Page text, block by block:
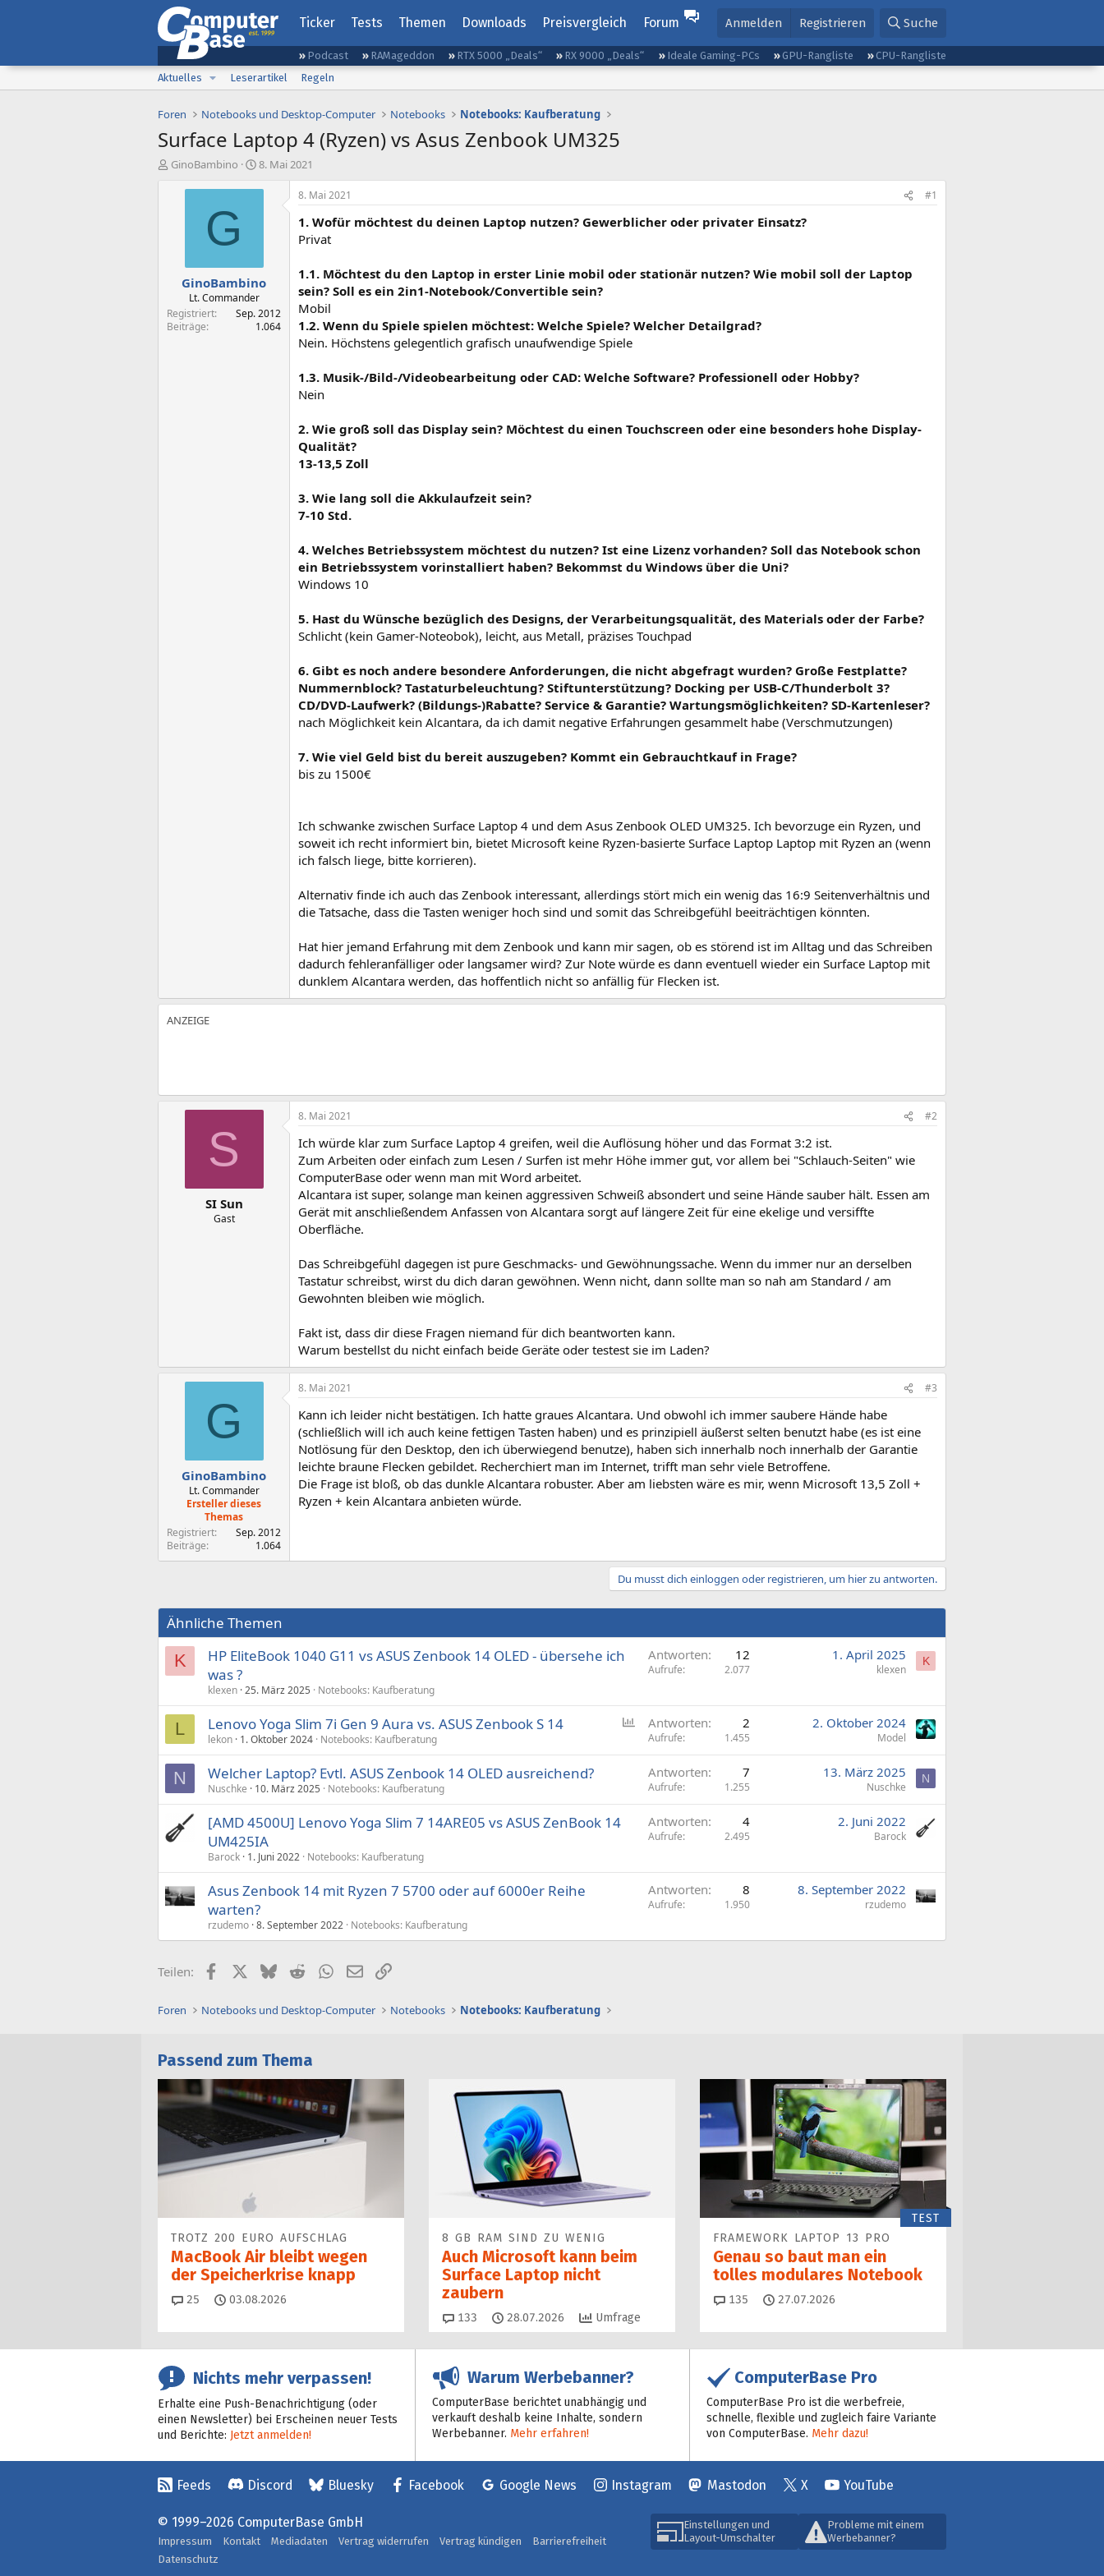
Ticker Tests Themen Downloads Preisvergleich Forum Anmelden Registrieren Suche
Podcast RAMageddon RTX 5000 „Deals“ RX 9000 „Deals“ Ideale Gaming-PCs GPU-Rangliste
CPU-Rangliste
Aktuelles
Leserartikel Regeln
Foren Notebooks und Desktop-Computer Notebooks Notebooks: Kaufberatung
Surface Laptop 4 (Ryzen) vs Asus Zenbook UM325
E
GinoBambino
E
s
t
a
m
8. Mai 2021
G
GinoBambino
Lt. Commander
Registriert
Sep. 2012
Beiträge
1.064
8. Mai 2021 #1
1. Wofür möchtest du deinen Laptop nutzen? Gewerblicher oder privater Einsatz?
Privat
1.1. Möchtest du den Laptop in erster Linie mobil oder stationär nutzen? Wie mobil soll der Laptop
sein? Soll es ein 2in1-Notebook/Convertible sein?
Mobil
1.2. Wenn du Spiele spielen möchtest: Welche Spiele? Welcher Detailgrad?
Nein. Höchstens gelegentlich grafisch unaufwendige Spiele
1.3. Musik-/Bild-/Videobearbeitung oder CAD: Welche Software? Professionell oder Hobby?
Nein
2. Wie groß soll das Display sein? Möchtest du einen Touchscreen oder eine besonders hohe Display-
Qualität?
13-13,5 Zoll
3. Wie lang soll die Akkulaufzeit sein?
7-10 Std.
4. Welches Betriebssystem möchtest du nutzen? Ist eine Lizenz vorhanden? Soll das Notebook schon
ein Betriebssystem vorinstalliert haben? Bekommst du Windows über die Uni?
Windows 10
5. Hast du Wünsche bezüglich des Designs, der Verarbeitungsqualität, des Materials oder der Farbe?
Schlicht (kein Gamer-Noteobok), leicht, aus Metall, präzises Touchpad
6. Gibt es noch andere besondere Anforderungen, die nicht abgefragt wurden? Große Festplatte?
Nummernblock? Tastaturbeleuchtung? Stiftunterstützung? Docking per USB-C/Thunderbolt 3?
CD/DVD-Laufwerk? (Bildungs-)Rabatte? Service & Garantie? Wartungsmöglichkeiten? SD-Kartenleser?
nach Möglichkeit kein Alcantara, da ich damit negative Erfahrungen gesammelt habe (Verschmutzungen)
7. Wie viel Geld bist du bereit auszugeben? Kommt ein Gebrauchtkauf in Frage?
bis zu 1500€
Ich schwanke zwischen Surface Laptop 4 und dem Asus Zenbook OLED UM325. Ich bevorzuge ein Ryzen, und
soweit ich recht informiert bin, bietet Microsoft keine Ryzen-basierte Surface Laptop Laptop mit Ryzen an (wenn
ich falsch liege, bitte korrieren).
Alternativ finde ich auch das Zenbook interessant, allerdings stört mich ein wenig das 16:9 Seitenverhältnis und
die Tatsache, dass die Tasten weniger hoch sind und somit das Schreibgefühl beeiträchtigen könnten.
Hat hier jemand Erfahrung mit dem Zenbook und kann mir sagen, ob es störend ist im Alltag und das Schreiben
dadurch fehleranfälliger oder langsamer wird? Zur Note würde es dann eventuell wieder ein Surface Laptop mit
dunklem Alcantara werden, das hoffentlich nicht so anfällig für Flecken ist.
S
SI Sun
Gast
8. Mai 2021 #2
Ich würde klar zum Surface Laptop 4 greifen, weil die Auflösung höher und das Format 3:2 ist.
Zum Arbeiten oder einfach zum Lesen / Surfen ist mehr Höhe immer gut, vor allem bei "Schlauch-Seiten" wie
ComputerBase oder wenn man mit Word arbeitet.
Alcantara ist super, solange man keinen aggressiven Schweiß absondert und seine Hände sauber hält. Essen am
Gerät mit anschließendem Anfassen von Alcantara sorgt auf längere Zeit für eine ekelige und versiffte
Oberfläche.
Das Schreibgefühl dagegen ist pure Geschmacks- und Gewöhnungssache. Wenn du immer nur an derselben
Tastatur schreibst, wirst du dich daran gewöhnen. Wenn nicht, dann sollte man so nah am Standard / am
Gewohnten bleiben wie möglich.
Fakt ist, dass dir diese Fragen niemand für dich beantworten kann.
Warum bestellst du nicht einfach beide Geräte oder testest sie im Laden?
G
GinoBambino
Lt. Commander
Ersteller dieses
Themas
Registriert
Sep. 2012
Beiträge
1.064
8. Mai 2021 #3
Kann ich leider nicht bestätigen. Ich hatte graues Alcantara. Und obwohl ich immer saubere Hände habe
(schließlich will ich auch keine fettigen Tasten haben) und es prinzipiell äußerst selten benutzt habe (es ist eine
Notlösung für den Desktop, den ich überwiegend benutze), haben sich innerhalb noch innerhalb der Garantie
leichte braune Flecken gebildet. Recherchiert man im Internet, trifft man sehr viele Betroffene.
Die Frage ist bloß, ob das dunkle Alcantara robuster. Aber am liebsten wäre es mir, wenn Microsoft 13,5 Zoll +
Ryzen + kein Alcantara anbieten würde.
Du musst dich einloggen oder registrieren, um hier zu antworten.
Ähnliche Themen
K
HP EliteBook 1040 G11 vs ASUS Zenbook 14 OLED - übersehe ich
was ?
klexen 25. März 2025 Notebooks: Kaufberatung
Antworten 12
Aufrufe 2.077
1. April 2025
klexen
K
L
f
g
Lenovo Yoga Slim 7i Gen 9 Aura vs. ASUS Zenbook S 14
lekon 1. Oktober 2024 Notebooks: Kaufberatung
Antworten 2
Aufrufe 1.455
2. Oktober 2024
Model
N Welcher Laptop? Evtl. ASUS Zenbook 14 OLED ausreichend?
Nuschke 10. März 2025 Notebooks: Kaufberatung
Antworten 7
Aufrufe 1.255
13. März 2025
Nuschke
N
[AMD 4500U] Lenovo Yoga Slim 7 14ARE05 vs ASUS ZenBook 14
UM425IA
Barock 1. Juni 2022 Notebooks: Kaufberatung
Antworten 4
Aufrufe 2.495
2. Juni 2022
Barock
Asus Zenbook 14 mit Ryzen 7 5700 oder auf 6000er Reihe
warten?
rzudemo 8. September 2022 Notebooks: Kaufberatung
Antworten 8
Aufrufe 1.950
8. September 2022
rzudemo
Teilen: FacebookX (Twitter)
BlueskyRedditWhatsApp
E-MailLink
Foren Notebooks und Desktop-Computer Notebooks Notebooks: Kaufberatung
Passend zum Thema
TROTZ 200 EURO AUFSCHLAG
MacBook Air bleibt wegen
der Speicherkrise knapp
25 Kommentare
03.08.2026
8 GB RAM SIND ZU WENIG
Auch Microsoft kann beim
Surface Laptop nicht
zaubern
133 Kommentare
28.07.2026 Umfrage
TEST
FRAMEWORK LAPTOP 13 PRO
Genau so baut man ein
tolles modulares Notebook
135 Kommentare
27.07.2026
Nichts mehr verpassen!
Erhalte eine Push-Benachrichtigung (oder
einen Newsletter) bei Erscheinen neuer Tests
und Berichte: Jetzt anmelden!
Warum Werbebanner?
ComputerBase berichtet unabhängig und
verkauft deshalb keine Inhalte, sondern
Werbebanner. Mehr erfahren!
ComputerBase Pro
ComputerBase Pro ist die werbefreie,
schnelle, flexible und zugleich faire Variante
von ComputerBase. Mehr dazu!
Feeds Discord Bluesky Facebook Google News Instagram Mastodon X YouTube
Einstellungen und
Layout-Umschalter
Probleme mit einem
Werbebanner?
© 1999–2026 ComputerBase GmbH
Impressum Kontakt Mediadaten Vertrag widerrufen Vertrag kündigen
Barrierefreiheit
Datenschutz